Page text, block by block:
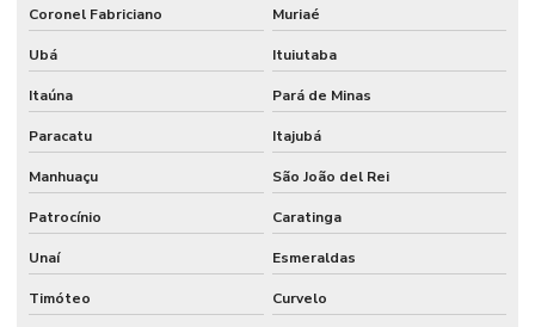
Coronel Fabriciano Muriaé
Ubá Ituiutaba
Itaúna Pará de Minas
Paracatu Itajubá
Manhuaçu São João del Rei
Patrocínio Caratinga
Unaí Esmeraldas
Timóteo Curvelo